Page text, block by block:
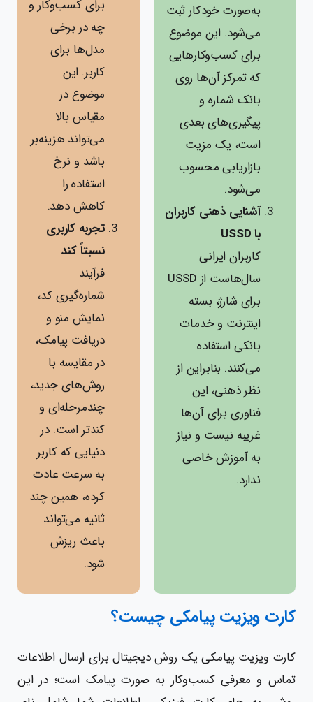
به‌صورت خودکار ثبت
می‌شود. این موضوع
برای کسب‌وکارهایی
که تمرکز آن‌ها روی
بانک شماره و
پیگیری‌های بعدی
است، یک مزیت
بازاریابی محسوب
می‌شود.
آشنایی ذهنی کاربران
با USSD
کاربران ایرانی
سال‌هاست از USSD
برای شارژ، بسته
اینترنت و خدمات
بانکی استفاده
می‌کنند. بنابراین از
نظر ذهنی، این
فناوری برای آن‌ها
غریبه نیست و نیاز
به آموزش خاصی
ندارد.
برای کسب‌وکار و
چه در برخی
مدل‌ها برای
کاربر. این
موضوع در
مقیاس بالا
می‌تواند هزینه‌بر
باشد و نرخ
استفاده را
کاهش دهد.
تجربه کاربری
نسبتاً کند
فرآیند
شماره‌گیری کد،
نمایش منو و
دریافت پیامک،
در مقایسه با
روش‌های جدید،
چندمرحله‌ای و
کندتر است. در
دنیایی که کاربر
به سرعت عادت
کرده، همین چند
ثانیه می‌تواند
باعث ریزش
شود.
کارت ویزیت پیامکی چیست؟
کارت ویزیت پیامکی یک روش دیجیتال برای ارسال اطلاعات
تماس و معرفی کسب‌وکار به صورت پیامک است؛ در این